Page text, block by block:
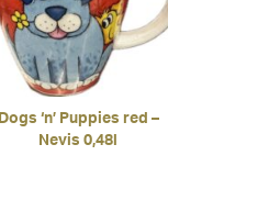
Dogs ‘n’ Puppies red –
Nevis 0,48l